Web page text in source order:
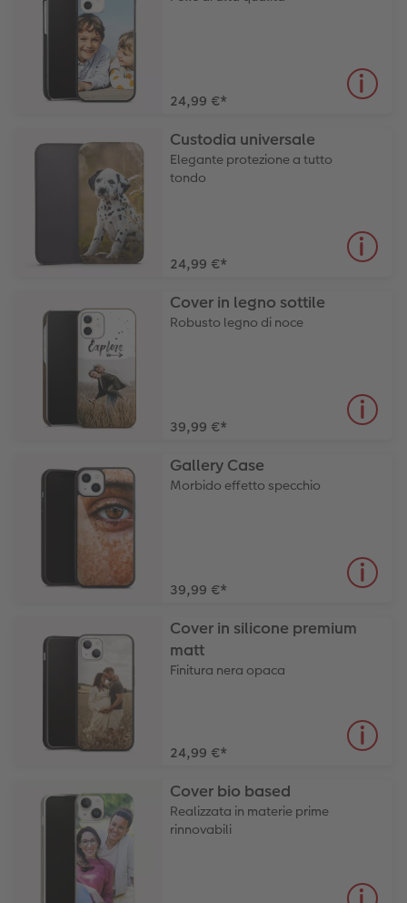
Custodia universale
Elegante protezione a tutto
tondo
24,99 €*
24,99 €*
Cover in legno sottile
Robusto legno di noce
39,99 €*
Gallery Case
Morbido effetto specchio
39,99 €*
Cover in silicone premium
matt
Finitura nera opaca
24,99 €*
Cover bio based
Realizzata in materie prime
rinnovabili